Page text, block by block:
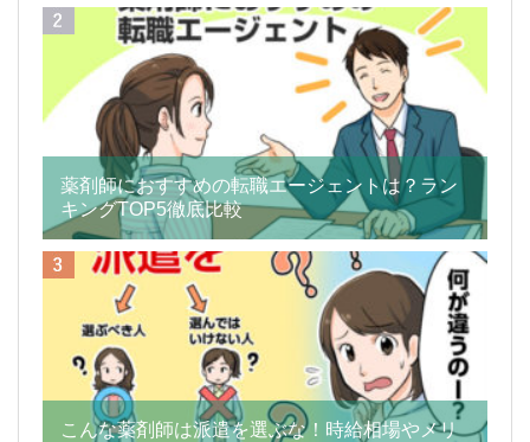
薬剤師におすすめの転職エージェントは？ラン
キングTOP5徹底比較
こんな薬剤師は派遣を選ぶな！時給相場やメリ